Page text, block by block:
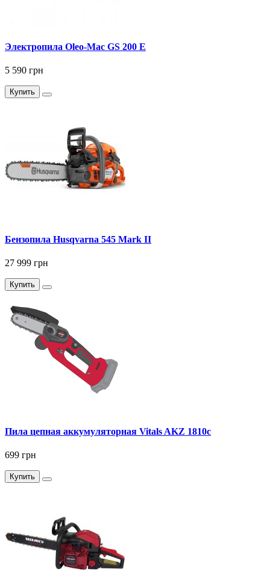
Электропила Oleo-Mac GS 200 Е
5 590 грн
Купить
Бензопила Husqvarna 545 Mark II
27 999 грн
Купить
Пила цепная аккумуляторная Vitals AKZ 1810c
699 грн
Купить